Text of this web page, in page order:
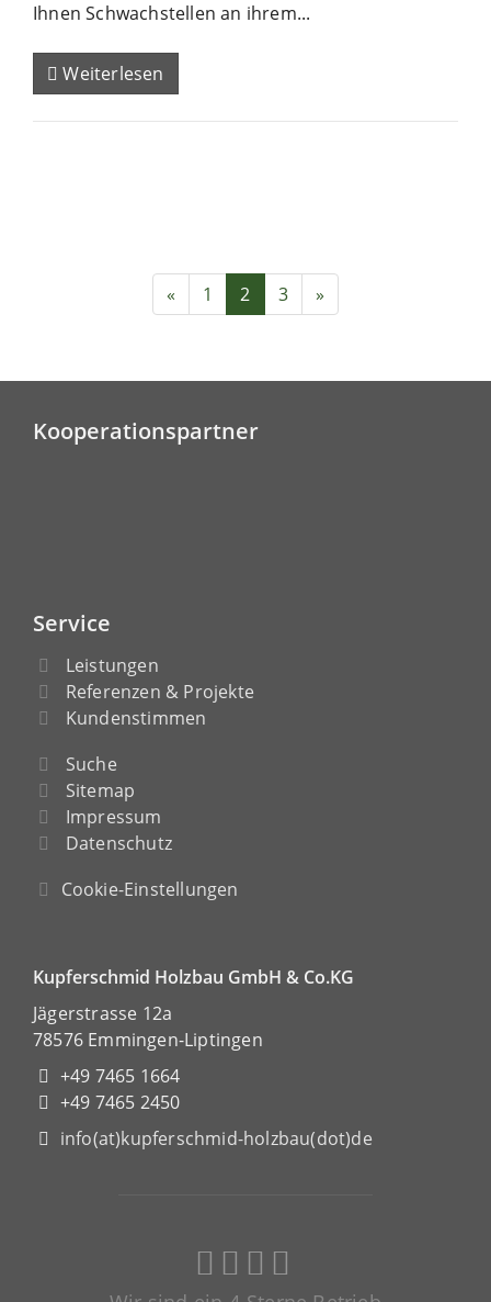
Ihnen Schwachstellen an ihrem...
Weiterlesen
« 1 2 3 »
Kooperationspartner
Service
Leistungen
Referenzen & Projekte
Kundenstimmen
Suche
Sitemap
Impressum
Datenschutz
Cookie-Einstellungen
Kupferschmid Holzbau GmbH & Co.KG
Jägerstrasse 12a
78576 Emmingen-Liptingen
+49 7465 1664
+49 7465 2450
info(at)kupferschmid-holzbau(dot)de